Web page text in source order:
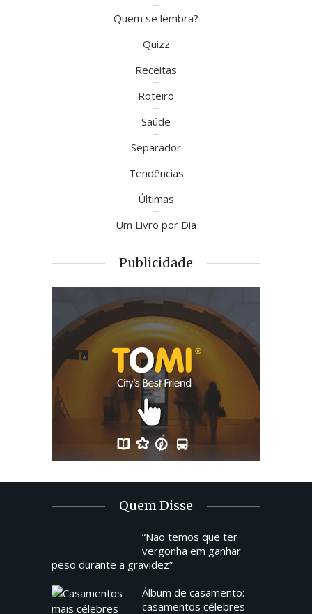
Quem se lembra?
Quizz
Receitas
Roteiro
Saúde
Separador
Tendências
Últimas
Um Livro por Dia
Publicidade
Quem Disse
“Não temos que ter
vergonha em ganhar
peso durante a gravidez”
Álbum de casamento:
casamentos célebres